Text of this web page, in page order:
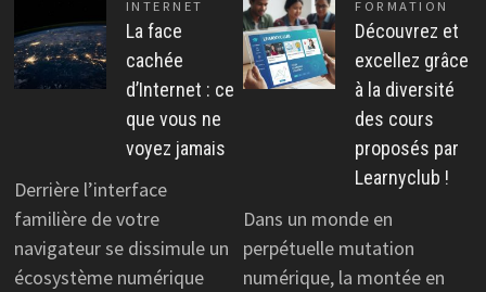
INTERNET
La face
cachée
d’Internet : ce
que vous ne
voyez jamais
Derrière l’interface
familière de votre
navigateur se dissimule un
écosystème numérique
FORMATION
Découvrez et
excellez grâce
à la diversité
des cours
proposés par
Learnyclub !
Dans un monde en
perpétuelle mutation
numérique, la montée en